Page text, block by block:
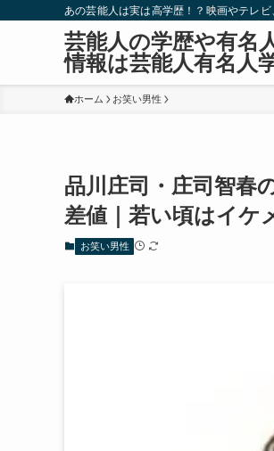
あの芸能人は実は高学歴！？映画やテレ
芸能人の学歴や有名
情報は芸能人有名人
ホーム お笑い男性
品川庄司・庄司智春
差値｜若い頃はイケ
お笑い男性